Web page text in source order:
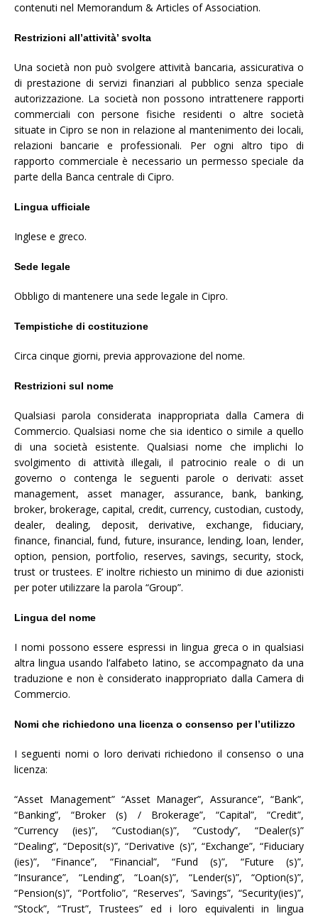
contenuti nel Memorandum & Articles of Association.
Restrizioni all’attività’ svolta
Una società non può svolgere attività bancaria, assicurativa o
di prestazione di servizi finanziari al pubblico senza speciale
autorizzazione. La società non possono intrattenere rapporti
commerciali con persone fisiche residenti o altre società
situate in Cipro se non in relazione al mantenimento dei locali,
relazioni bancarie e professionali. Per ogni altro tipo di
rapporto commerciale è necessario un permesso speciale da
parte della Banca centrale di Cipro.
Lingua ufficiale
Inglese e greco.
Sede legale
Obbligo di mantenere una sede legale in Cipro.
Tempistiche di costituzione
Circa cinque giorni, previa approvazione del nome.
Restrizioni sul nome
Qualsiasi parola considerata inappropriata dalla Camera di
Commercio. Qualsiasi nome che sia identico o simile a quello
di una società esistente. Qualsiasi nome che implichi lo
svolgimento di attività illegali, il patrocinio reale o di un
governo o contenga le seguenti parole o derivati: asset
management, asset manager, assurance, bank, banking,
broker, brokerage, capital, credit, currency, custodian, custody,
dealer, dealing, deposit, derivative, exchange, fiduciary,
finance, financial, fund, future, insurance, lending, loan, lender,
option, pension, portfolio, reserves, savings, security, stock,
trust or trustees. E’ inoltre richiesto un minimo di due azionisti
per poter utilizzare la parola “Group”.
Lingua del nome
I nomi possono essere espressi in lingua greca o in qualsiasi
altra lingua usando l’alfabeto latino, se accompagnato da una
traduzione e non è considerato inappropriato dalla Camera di
Commercio.
Nomi che richiedono una licenza o consenso per l’utilizzo
I seguenti nomi o loro derivati richiedono il consenso o una
licenza:
“Asset Management” “Asset Manager”, Assurance”, “Bank”,
“Banking”, “Broker (s) / Brokerage”, “Capital”, “Credit”,
“Currency (ies)”, “Custodian(s)”, “Custody”, “Dealer(s)”
“Dealing”, “Deposit(s)”, “Derivative (s)”, “Exchange”, “Fiduciary
(ies)”, “Finance”, “Financial”, “Fund (s)”, “Future (s)”,
“Insurance”, “Lending”, “Loan(s)”, “Lender(s)”, “Option(s)”,
“Pension(s)”, “Portfolio”, “Reserves”, ‘Savings”, “Security(ies)”,
“Stock”, “Trust”, Trustees” ed i loro equivalenti in lingua